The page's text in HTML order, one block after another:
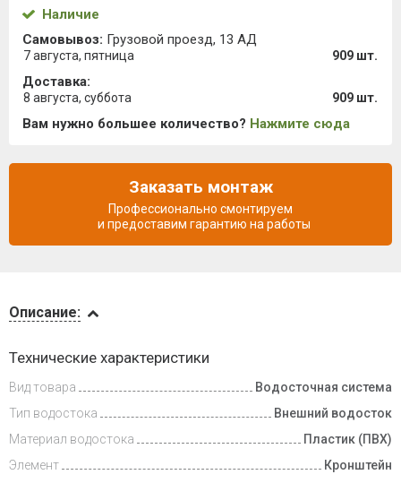
и оплата
Описание:
Технические характеристики
Вид товара
Водосточная система
Тип водостока
Внешний водосток
Материал водостока
Пластик (ПВХ)
Элемент
Кронштейн
Наличие
Самовывоз: Грузовой проезд, 13 АД
7 августа, пятница 909 шт.
Доставка:
8 августа, суббота 909 шт.
Вам нужно большее количество? Нажмите сюда
Заказать монтаж
Профессионально смонтируем
и предоставим гарантию на работы